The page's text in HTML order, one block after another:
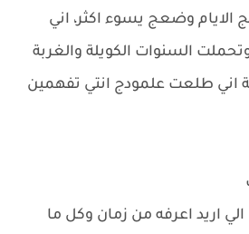
الايام وضعج يسوء اكثر، اني
السنوات الكويلة والغربة
اني طلعت علمودج انتي تفهمين
اريد اعرفه من زمان وكل ما